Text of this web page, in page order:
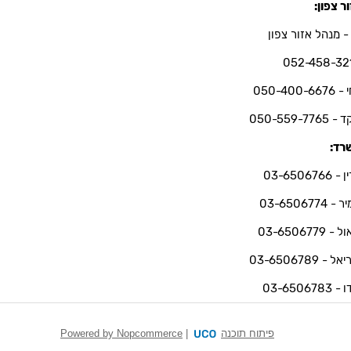
צפון:
- מנהל אזור צפון
052-458-
6676
559-7765
6506766
6506774
6506779
- 03-6506789
6506783
פיתוח תוכנה Powered by Nopcommerce